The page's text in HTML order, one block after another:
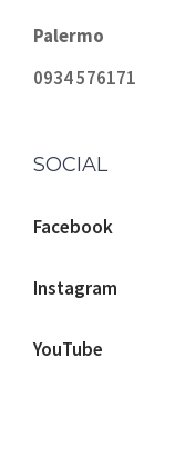
Palermo
0934 576171
SOCIAL
Facebook
Instagram
YouTube